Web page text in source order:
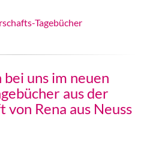
Tagebücher
uns im neuen
aus der
von Rena aus Neuss